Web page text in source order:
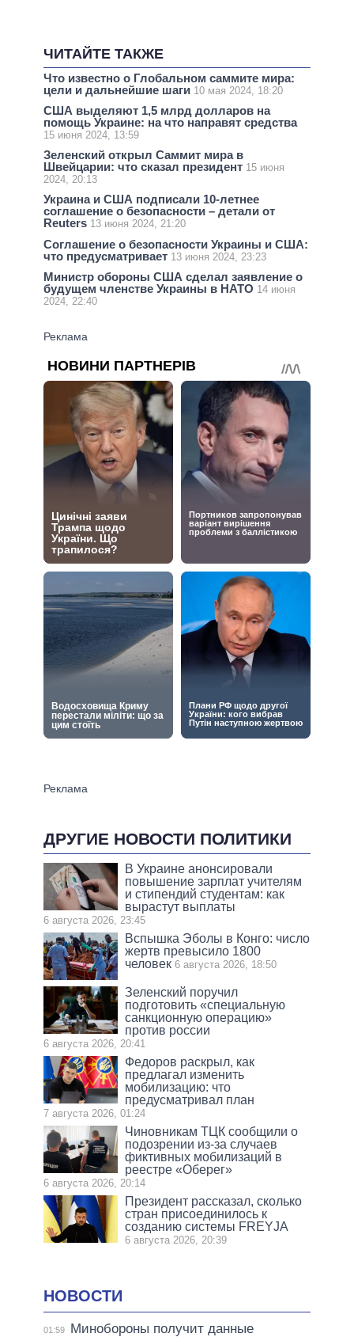
ЧИТАЙТЕ ТАКЖЕ
Что известно о Глобальном саммите мира:
цели и дальнейшие шаги 10 мая 2024, 18:20
США выделяют 1,5 млрд долларов на
помощь Украине: на что направят средства
15 июня 2024, 13:59
Зеленский открыл Саммит мира в
Швейцарии: что сказал президент 15 июня
2024, 20:13
Украина и США подписали 10-летнее
соглашение о безопасности – детали от
Reuters 13 июня 2024, 21:20
Соглашение о безопасности Украины и США:
что предусматривает 13 июня 2024, 23:23
Министр обороны США сделал заявление о
будущем членстве Украины в НАТО 14 июня
2024, 22:40
ДРУГИЕ НОВОСТИ ПОЛИТИКИ
В Украине анонсировали
повышение зарплат учителям
и стипендий студентам: как
вырастут выплаты
6 августа 2026, 23:45
Вспышка Эболы в Конго: число
жертв превысило 1800
человек 6 августа 2026, 18:50
Зеленский поручил
подготовить «специальную
санкционную операцию»
против россии
6 августа 2026, 20:41
Федоров раскрыл, как
предлагал изменить
мобилизацию: что
предусматривал план
7 августа 2026, 01:24
Чиновникам ТЦК сообщили о
подозрении из-за случаев
фиктивных мобилизаций в
реестре «Оберег»
6 августа 2026, 20:14
Президент рассказал, сколько
стран присоединилось к
созданию системы FREYJA
6 августа 2026, 20:39
НОВОСТИ
01:59
Минобороны получит данные